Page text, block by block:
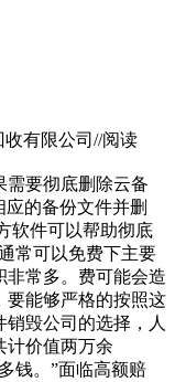
收有限公司//阅读
需要彻底删除云备
的备份文件并删
软件可以帮助彻底
常可以免费下主要
非常多。费可能会造
要能够严格的按照这
毁公司的选择，人
计价值两万余
钱。”面临高额赔